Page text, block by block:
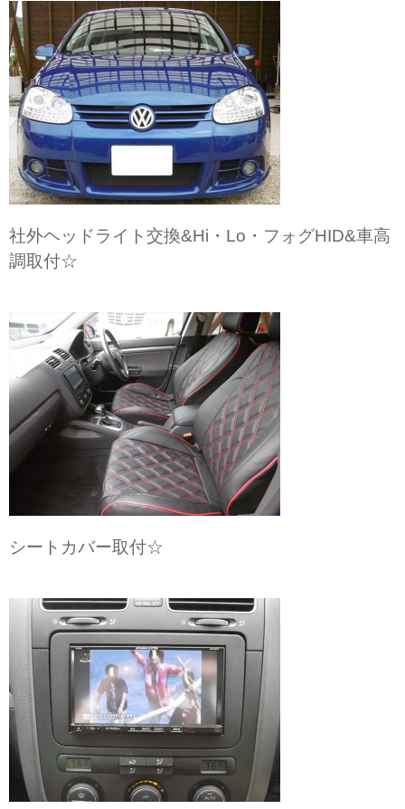
社外ヘッドライト交換&Hi・Lo・フォグHID&車高
調取付☆
シートカバー取付☆